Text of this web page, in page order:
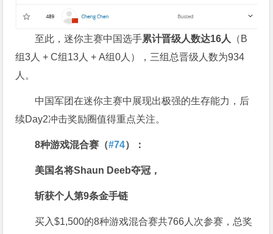
至此，迷你主赛中国选手累计晋级人数达16人
（B
组3人 + C组13人 + A组0人），三组总晋级人数为934
人。
中国军团在迷你主赛中展现出极强的生存能力，后
续Day2冲击奖励圈值得重点关注。
8种游戏混合赛（#74）：
美国名将Shaun Deeb夺冠，
斩获个人第9条金手链
买入$1,500的8种游戏混合赛共766人次参赛，总奖